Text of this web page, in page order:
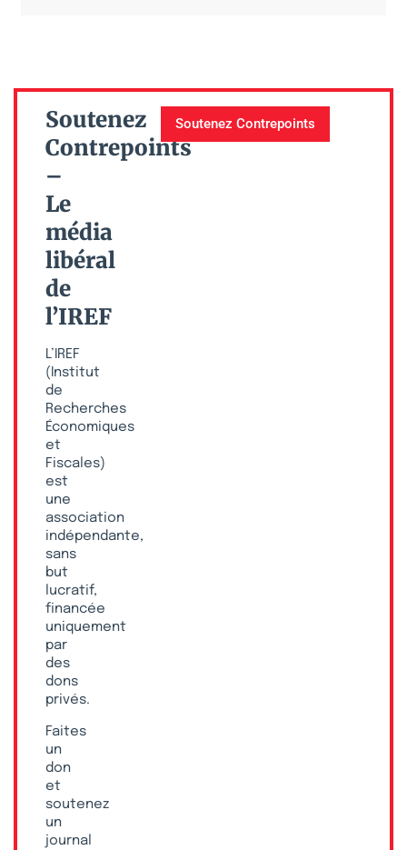
Soutenez
Contrepoints
–
Le
média
libéral
de
l’IREF
L’IREF
(Institut
de
Recherches
Économiques
et
Fiscales)
est
une
association
indépendante,
sans
but
lucratif,
financée
uniquement
par
des
dons
privés.
Faites
un
don
et
soutenez
un
journal
Soutenez Contrepoints